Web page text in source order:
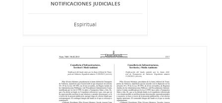
NOTIFICACIONES JUDICIALES
Espiritual